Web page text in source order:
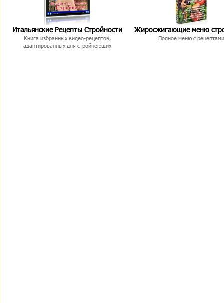
Итальянские Рецепты Стройности
Книга избранных видео-рецептов,
адаптированных для стройнеющих
Жиросжигающие меню
Полное меню с рецептами